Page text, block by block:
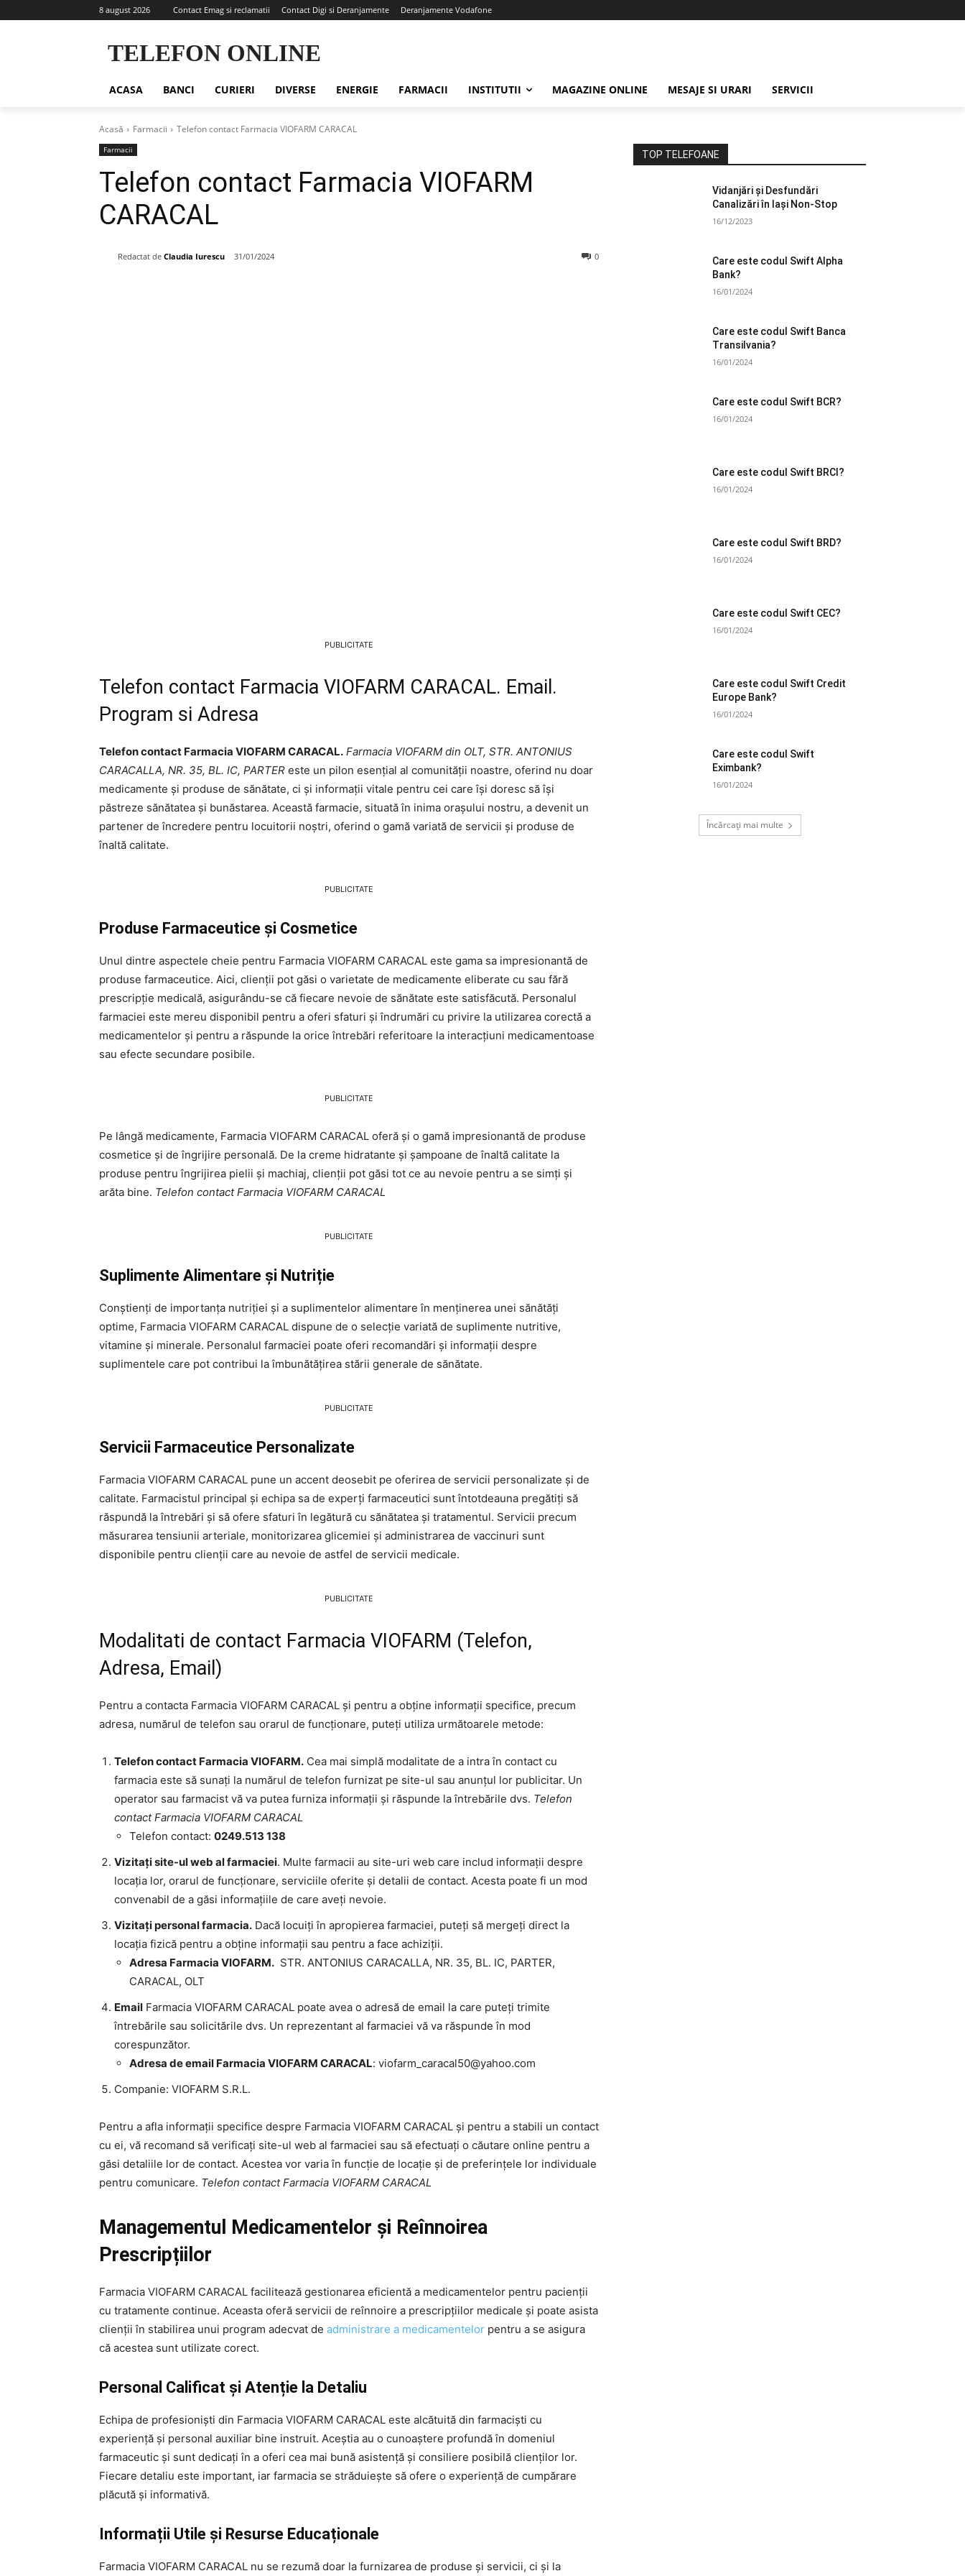
8 august 2026 Contact Emag si reclamatii Contact Digi si Deranjamente Deranjamente Vodafone
TELEFON ONLINE
ACASA BANCI CURIERI DIVERSE ENERGIE FARMACII INSTITUTII MAGAZINE ONLINE MESAJE SI URARI SERVICII
Acasă Farmacii Telefon contact Farmacia VIOFARM CARACAL
Farmacii
Telefon contact Farmacia VIOFARM
CARACAL
Redactat de Claudia Iurescu 31/01/2024 0
PUBLICITATE
Telefon contact Farmacia VIOFARM CARACAL. Email.
Program si Adresa
Telefon contact Farmacia VIOFARM CARACAL. Farmacia VIOFARM din OLT, STR. ANTONIUS
CARACALLA, NR. 35, BL. IC, PARTER este un pilon esențial al comunității noastre, oferind nu doar
medicamente și produse de sănătate, ci și informații vitale pentru cei care își doresc să își
păstreze sănătatea și bunăstarea. Această farmacie, situată în inima orașului nostru, a devenit un
partener de încredere pentru locuitorii noștri, oferind o gamă variată de servicii și produse de
înaltă calitate.
PUBLICITATE
Produse Farmaceutice și Cosmetice
Unul dintre aspectele cheie pentru Farmacia VIOFARM CARACAL este gama sa impresionantă de
produse farmaceutice. Aici, clienții pot găsi o varietate de medicamente eliberate cu sau fără
prescripție medicală, asigurându-se că fiecare nevoie de sănătate este satisfăcută. Personalul
farmaciei este mereu disponibil pentru a oferi sfaturi și îndrumări cu privire la utilizarea corectă a
medicamentelor și pentru a răspunde la orice întrebări referitoare la interacțiuni medicamentoase
sau efecte secundare posibile.
PUBLICITATE
Pe lângă medicamente, Farmacia VIOFARM CARACAL oferă și o gamă impresionantă de produse
cosmetice și de îngrijire personală. De la creme hidratante și șampoane de înaltă calitate la
produse pentru îngrijirea pielii și machiaj, clienții pot găsi tot ce au nevoie pentru a se simți și
arăta bine. Telefon contact Farmacia VIOFARM CARACAL
PUBLICITATE
Suplimente Alimentare și Nutriție
Conștienți de importanța nutriției și a suplimentelor alimentare în menținerea unei sănătăți
optime, Farmacia VIOFARM CARACAL dispune de o selecție variată de suplimente nutritive,
vitamine și minerale. Personalul farmaciei poate oferi recomandări și informații despre
suplimentele care pot contribui la îmbunătățirea stării generale de sănătate.
PUBLICITATE
Servicii Farmaceutice Personalizate
Farmacia VIOFARM CARACAL pune un accent deosebit pe oferirea de servicii personalizate și de
calitate. Farmacistul principal și echipa sa de experți farmaceutici sunt întotdeauna pregătiți să
răspundă la întrebări și să ofere sfaturi în legătură cu sănătatea și tratamentul. Servicii precum
măsurarea tensiunii arteriale, monitorizarea glicemiei și administrarea de vaccinuri sunt
disponibile pentru clienții care au nevoie de astfel de servicii medicale.
PUBLICITATE
Modalitati de contact Farmacia VIOFARM (Telefon,
Adresa, Email)
Pentru a contacta Farmacia VIOFARM CARACAL și pentru a obține informații specifice, precum
adresa, numărul de telefon sau orarul de funcționare, puteți utiliza următoarele metode:
Telefon contact Farmacia VIOFARM. Cea mai simplă modalitate de a intra în contact cu
farmacia este să sunați la numărul de telefon furnizat pe site-ul sau anunțul lor publicitar. Un
operator sau farmacist vă va putea furniza informații și răspunde la întrebările dvs. Telefon
contact Farmacia VIOFARM CARACAL
Telefon contact: 0249.513 138
Vizitați site-ul web al farmaciei. Multe farmacii au site-uri web care includ informații despre
locația lor, orarul de funcționare, serviciile oferite și detalii de contact. Acesta poate fi un mod
convenabil de a găsi informațiile de care aveți nevoie.
Vizitați personal farmacia. Dacă locuiți în apropierea farmaciei, puteți să mergeți direct la
locația fizică pentru a obține informații sau pentru a face achiziții.
Adresa Farmacia VIOFARM. STR. ANTONIUS CARACALLA, NR. 35, BL. IC, PARTER,
CARACAL, OLT
Email Farmacia VIOFARM CARACAL poate avea o adresă de email la care puteți trimite
întrebările sau solicitările dvs. Un reprezentant al farmaciei vă va răspunde în mod
corespunzător.
Adresa de email Farmacia VIOFARM CARACAL: viofarm_caracal50@yahoo.com
Companie: VIOFARM S.R.L.
Pentru a afla informații specifice despre Farmacia VIOFARM CARACAL și pentru a stabili un contact
cu ei, vă recomand să verificați site-ul web al farmaciei sau să efectuați o căutare online pentru a
găsi detaliile lor de contact. Acestea vor varia în funcție de locație și de preferințele lor individuale
pentru comunicare. Telefon contact Farmacia VIOFARM CARACAL
Managementul Medicamentelor și Reînnoirea
Prescripțiilor
Farmacia VIOFARM CARACAL facilitează gestionarea eficientă a medicamentelor pentru pacienții
cu tratamente continue. Aceasta oferă servicii de reînnoire a prescripțiilor medicale și poate asista
clienții în stabilirea unui program adecvat de administrare a medicamentelor pentru a se asigura
că acestea sunt utilizate corect.
Personal Calificat și Atenție la Detaliu
Echipa de profesioniști din Farmacia VIOFARM CARACAL este alcătuită din farmaciști cu
experiență și personal auxiliar bine instruit. Aceștia au o cunoaștere profundă în domeniul
farmaceutic și sunt dedicați în a oferi cea mai bună asistență și consiliere posibilă clienților lor.
Fiecare detaliu este important, iar farmacia se străduiește să ofere o experiență de cumpărare
plăcută și informativă.
Informații Utile și Resurse Educaționale
Farmacia VIOFARM CARACAL nu se rezumă doar la furnizarea de produse și servicii, ci și la
TOP TELEFOANE
Vidanjări și Desfundări
Canalizări în Iași Non-Stop
16/12/2023
Care este codul Swift Alpha
Bank?
16/01/2024
Care este codul Swift Banca
Transilvania?
16/01/2024
Care este codul Swift BCR?
16/01/2024
Care este codul Swift BRCI?
16/01/2024
Care este codul Swift BRD?
16/01/2024
Care este codul Swift CEC?
16/01/2024
Care este codul Swift Credit
Europe Bank?
16/01/2024
Care este codul Swift
Eximbank?
16/01/2024
Încărcați mai multe